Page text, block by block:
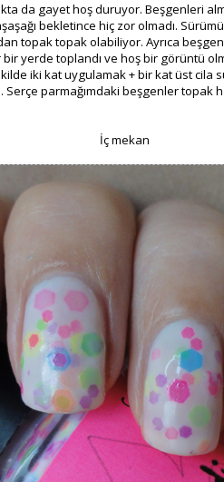
da gayet hoş duruyor. Beşgenleri
bekletince hiç zor olmadı.
topak topak olabiliyor. Ayrıca
yerde toplandı ve hoş bir görüntü
iki kat uygulamak + bir kat üst cila
parmağımdaki beşgenler topak
İç mekan